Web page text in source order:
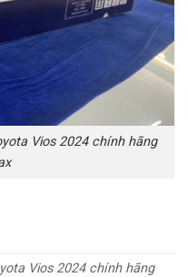
Vios 2024 chính hãng
Vios 2024 chính hãng